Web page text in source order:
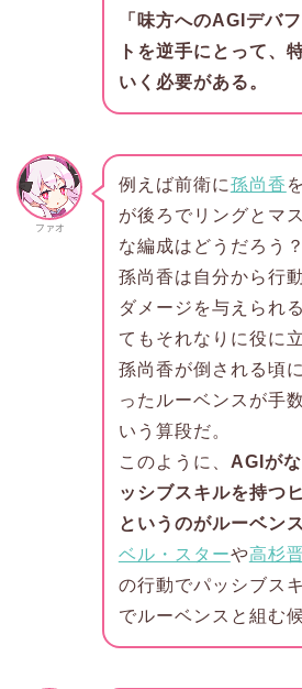
「味方へのAGIデバ
トを逆手にとって、
いく必要がある。
ファオ
例えば前衛に孫尚香
が後ろでリングとマ
な編成はどうだろう？
孫尚香は自分から行
ダメージを与えられ
てもそれなりに役に立
孫尚香が倒される頃
ったルーベンスが手
いう算段だ。
このように、 AGIが
ッシブスキルを持つ
というのがルーベン
ベル・スターや高杉
の行動でパッシブス
でルーベンスと組む